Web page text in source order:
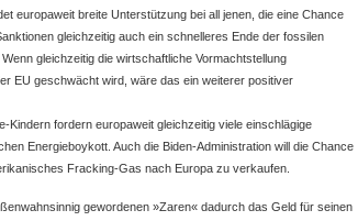
europaweit breite Unterstützung bei all jenen, die eine Chance
gleichzeitig auch ein schnelleres Ende der fossilen
gleichzeitig die wirtschaftliche Vormachtstellung
EU geschwächt wird, wäre das ein weiterer positiver
Kindern fordern europaweit gleichzeitig viele einschlägige
Energieboykott. Auch die Biden-Administration will die Chance
Fracking-Gas nach Europa zu verkaufen.
gewordenen »Zaren« dadurch das Geld für seinen